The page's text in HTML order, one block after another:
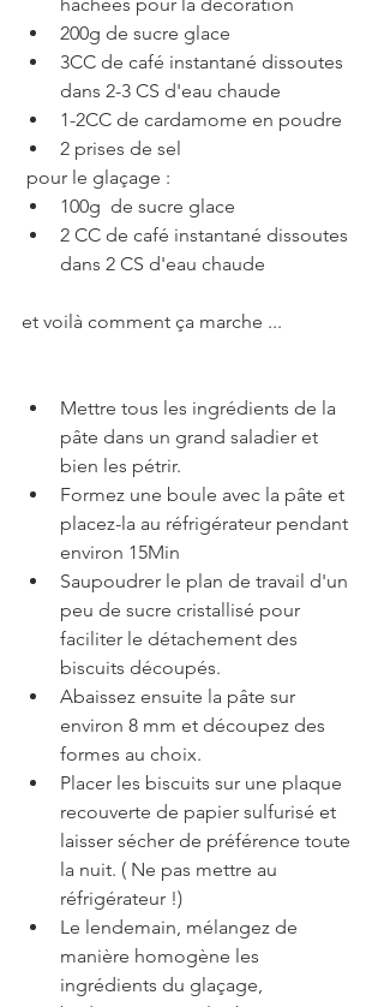
200g de sucre glace
3CC de café instantané dissoutes
dans 2-3 CS d'eau chaude
1-2CC de cardamome en poudre
2 prises de sel
pour le glaçage :
100g  de sucre glace
2 CC de café instantané dissoutes
dans 2 CS d'eau chaude
et voilà comment ça marche ...
Mettre tous les ingrédients de la
pâte dans un grand saladier et
bien les pétrir.
Formez une boule avec la pâte et
placez-la au réfrigérateur pendant
environ 15Min
Saupoudrer le plan de travail d'un
peu de sucre cristallisé pour
faciliter le détachement des
biscuits découpés.
Abaissez ensuite la pâte sur
environ 8 mm et découpez des
formes au choix.
Placer les biscuits sur une plaque
recouverte de papier sulfurisé et
laisser sécher de préférence toute
la nuit. ( Ne pas mettre au
réfrigérateur !)
Le lendemain, mélangez de
manière homogène les
ingrédients du glaçage,